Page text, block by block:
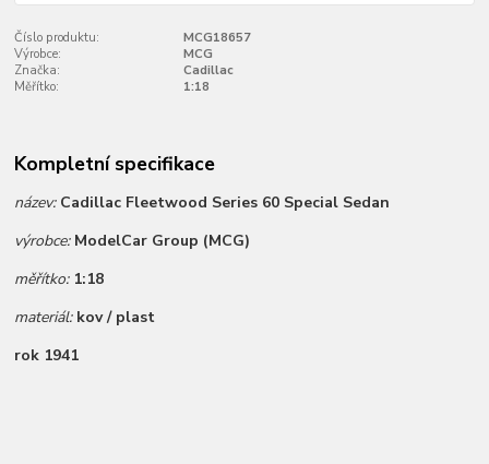
Číslo produktu:
MCG18657
Výrobce:
MCG
Značka:
Cadillac
Měřítko:
1:18
Kompletní specifikace
název: Cadillac Fleetwood Series 60 Special Sedan
výrobce: ModelCar Group (MCG)
měřítko: 1:18
materiál: kov / plast
rok 1941